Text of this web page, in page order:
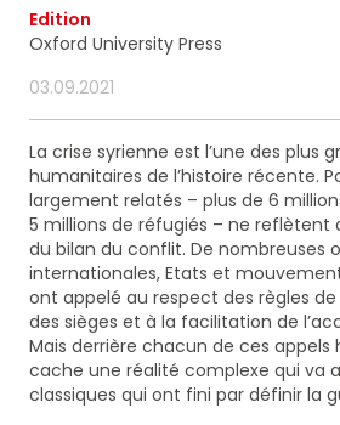
Edition
Oxford University Press
03.09.2021
La crise syrienne est l’une des plus
humanitaires de l’histoire récente.
largement relatés – plus de 6
5 millions de réfugiés – ne reflètent
du bilan du conflit. De nombreuses
internationales, Etats et
ont appelé au respect des règles
des sièges et à la facilitation de
Mais derrière chacun de ces appels
cache une réalité complexe qui va
classiques qui ont fini par définir la